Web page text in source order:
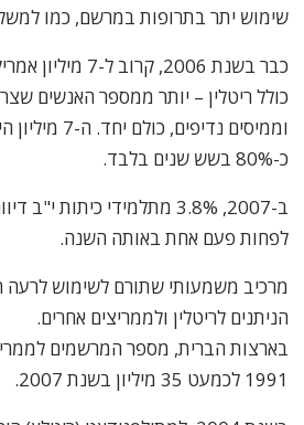
שימוש יתר בתרופות במרשם, כמו למשל
כבר בשנת
כולל ריטלין – יותר ממספר האנשים
כ-80% בשש שנים בלבד.
ב-2007, 3.8% מתלמידי
לפחות פעם אחת באותה השנה.
מרכיב משמעותי שתורם לשימוש
הניתנים לריטלין ולממריצים אחרים.
1991 לכמעט 35 מיליון בשנת 2007.